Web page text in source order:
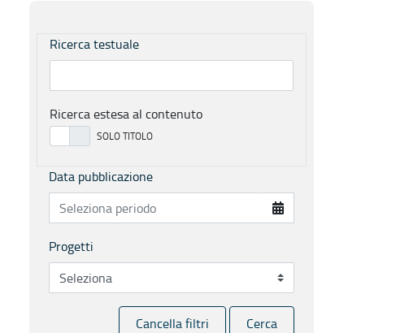
Ricerca testuale
Ricerca estesa al contenuto
Data pubblicazione
Progetti
Cancella filtri Cerca